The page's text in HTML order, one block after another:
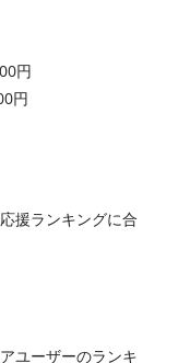
円
円
援ランキングに合
ユーザーのランキ